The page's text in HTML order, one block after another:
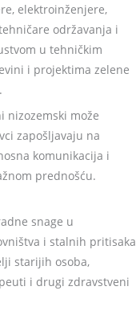
elektroinženjere,
održavanja i
u tehničkim
i projektima zelene
nizozemski može
zapošljavaju na
komunikacija i
prednošću.
snage u
i stalnih pritisaka
starijih osoba,
i drugi zdravstveni